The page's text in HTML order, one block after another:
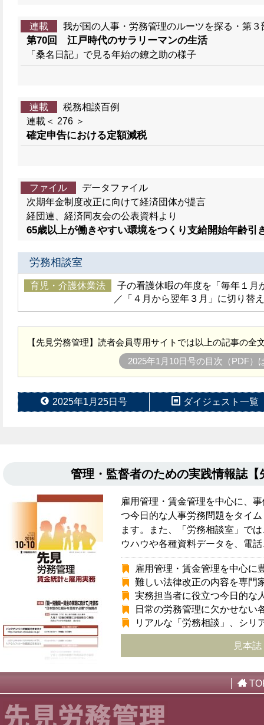
連載 我が国の人事・労務管理のルーツを探る・第３
第70回 江戸時代のサラリーマンの生活
「桑名日記」で見る年始の鐐之助の様子
連載
税務相談百例
連載＜ 276 ＞
確定申告における定額減税
ファイル
データファイル
次期年金制度改正に向けて経済団体が提言
経団連、経済同友会の公表資料より
65歳以上が働きやすい環境をつくり支給開始年齢引
労務相談室
育児・介護休業法
子の看護休暇の年度を「毎年１月
／「４月から翌年３月」に切り替
【先見労務管理】読者会員専用サイトでは以上の記事の全
2025年1月10日号の目次（PDF）
2025年1月25日号 ダイジェスト一覧
管理・監督者のための実践情報
雇用管理・賃金管理を中心に、
つ今日的な人事労務問題をタイ
ます。また、「労務相談室」で
ウハウや各種資料データを、電
雇用管理・賃金管理を中心に
難しい法律改正の内容を専門
実務担当者に役立つ今日的な
日常の労務管理に欠かせない
リアルな「労務相談」、シリ
見本